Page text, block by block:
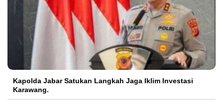
Kapolda Jabar Satukan Langkah Jaga Iklim Investasi
Karawang.